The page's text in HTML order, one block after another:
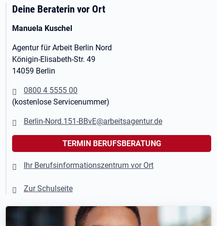
Deine Beraterin vor Ort
Manuela Kuschel
Agentur für Arbeit Berlin Nord
Königin-Elisabeth-Str. 49
14059 Berlin
0800 4 5555 00
(kostenlose Servicenummer)
Berlin-Nord.151-BBvE@arbeitsagentur.de
TERMIN BERUFSBERATUNG
Ihr Berufsinformationszentrum vor Ort
Zur Schulseite